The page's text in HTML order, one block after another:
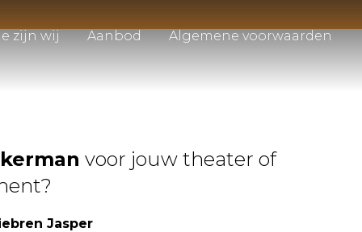
zijn wij Aanbod Algemene voorwaarden
voor jouw theater of
Jasper